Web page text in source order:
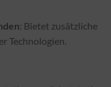
: Bietet zusätzliche
Technologien.